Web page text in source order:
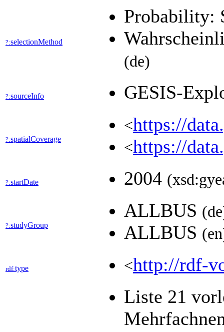
?:selectionMethod
Probability:
(de)
?:sourceInfo GESIS-
?:spatialCoverage
<https://
<https://
?:startDate 2004
?:studyGroup
ALLBUS
ALLBUS
rdf:type <http://rdf-
Liste 21